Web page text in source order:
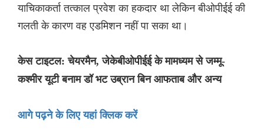
याचिकाकर्ता तत्काल प्रवेश का हकदार था लेकिन बीओपीईई की
गलती के कारण वह एडमिशन नहीं पा सका था।
केस टाइटल: चेयरमैन, जेकेबीओपीईई के मामध्यम से जम्मू-
कश्मीर यूटी बनाम डॉ भट उब्रान बिन आफताब और अन्य
आगे पढ़ने के लिए यहां क्लिक करें